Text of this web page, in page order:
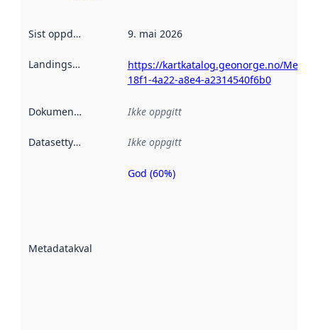
Sist oppdatert 9. mai 2026
Landingsside
https://kartkatalog.geonorge.no/
18f1-4a22-a8e4-a2314540f6b0
Dokumentasjon Ikke oppgitt
Datasettype Ikke oppgitt
Metadatakvalitet
Metadatakvalitet
God (60%)